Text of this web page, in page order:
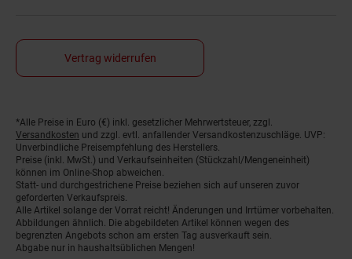
Vertrag widerrufen
Fußnoten
*Alle Preise in Euro (€) inkl. gesetzlicher Mehrwertsteuer, zzgl.
Versandkosten und zzgl. evtl. anfallender Versandkostenzuschläge. UVP:
Unverbindliche Preisempfehlung des Herstellers.
Preise (inkl. MwSt.) und Verkaufseinheiten (Stückzahl/Mengeneinheit)
können im Online-Shop abweichen.
Statt- und durchgestrichene Preise beziehen sich auf unseren zuvor
geforderten Verkaufspreis.
Alle Artikel solange der Vorrat reicht! Änderungen und Irrtümer vorbehalten.
Abbildungen ähnlich. Die abgebildeten Artikel können wegen des
begrenzten Angebots schon am ersten Tag ausverkauft sein.
Abgabe nur in haushaltsüblichen Mengen!